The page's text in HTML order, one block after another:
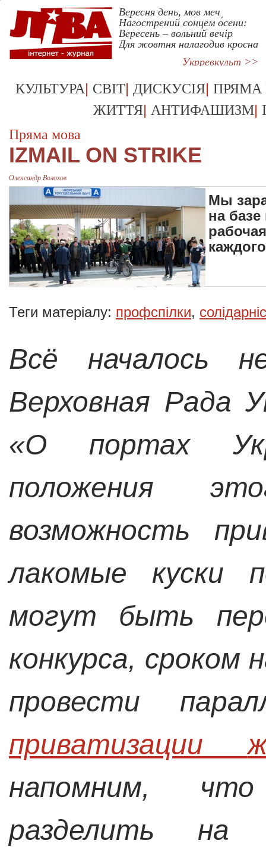
Вересня день, мов меч
Нагострений сонцем о́сени:
Вересень – вольний вечір
Для жовтня налагодив кросна
Укрревкульт >>
КУЛЬТУРА| СВІТ| ДИСКУСІЯ| ПРЯМА
ЖИТТЯ| АНТИФАШИЗМ|
Пряма мова
IZMAIL ON STRIKE
Олександр Волохов
Мы
на
Теги матеріалу: профспілки,
Всё началось
Верховная Рада
«О портах
положения
возможность
лакомые куски
могут быть
конкурса, сроком
провести
приватизации
напомним,
разделить на